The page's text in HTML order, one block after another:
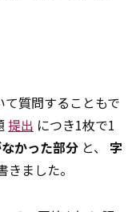
質問することもで
提出 につき1枚で1
かった部分 と、 字
ました。